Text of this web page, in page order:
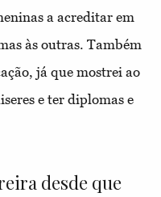
a acreditar em
às outras. Também
já que mostrei ao
e ter diplomas e
desde que